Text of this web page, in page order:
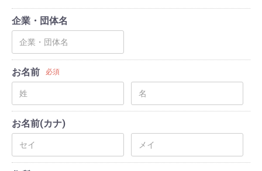
企業・団体名
お名前 必須
お名前(カナ)